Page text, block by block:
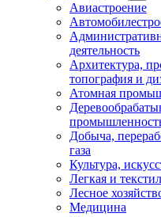
Авиастроение
деятельность
Архитектура,
топография и
Атомная
Добыча,
газа
Культура,
Легкая и
Лесное
Медицина